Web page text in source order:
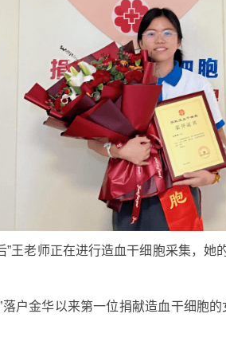
王老师正在进行造血干细胞采集，她
户金华以来第一位捐献造血干细胞